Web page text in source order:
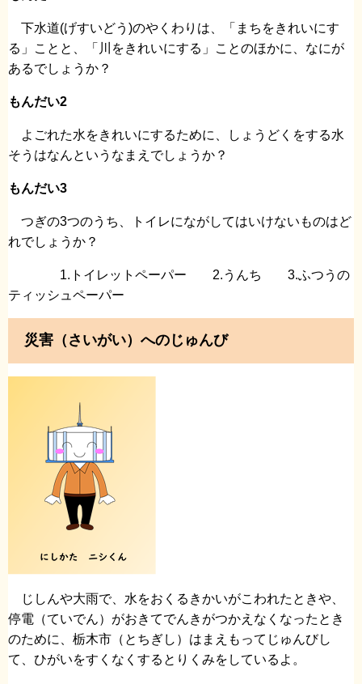
下水道(げすいどう)のやくわりは、「まちをきれいにす
る」ことと、「川をきれいにする」ことのほかに、なにが
あるでしょうか？
もんだい2
よごれた水をきれいにするために、しょうどくをする水
そうはなんというなまえでしょうか？
もんだい3
つぎの3つのうち、トイレにながしてはいけないものはど
れでしょうか？
1.トイレットペーパー 2.うんち 3.ふつうの
ティッシュペーパー
災害（さいがい）へのじゅんび
じしんや大雨で、水をおくるきかいがこわれたときや、
停電（ていでん）がおきてでんきがつかえなくなったとき
のために、栃木市（とちぎし）はまえもってじゅんびし
て、ひがいをすくなくするとりくみをしているよ。